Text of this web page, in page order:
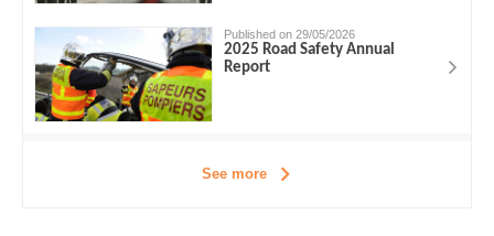
Published on 29/05/2026
2025 Road Safety Annual
Report
See more